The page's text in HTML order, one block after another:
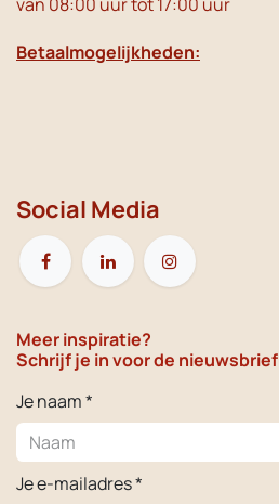
Betaalmogelijkheden:
Social Media
Meer inspiratie?
Schrijf je in voor de
Je naam *
Je e-mailadres *